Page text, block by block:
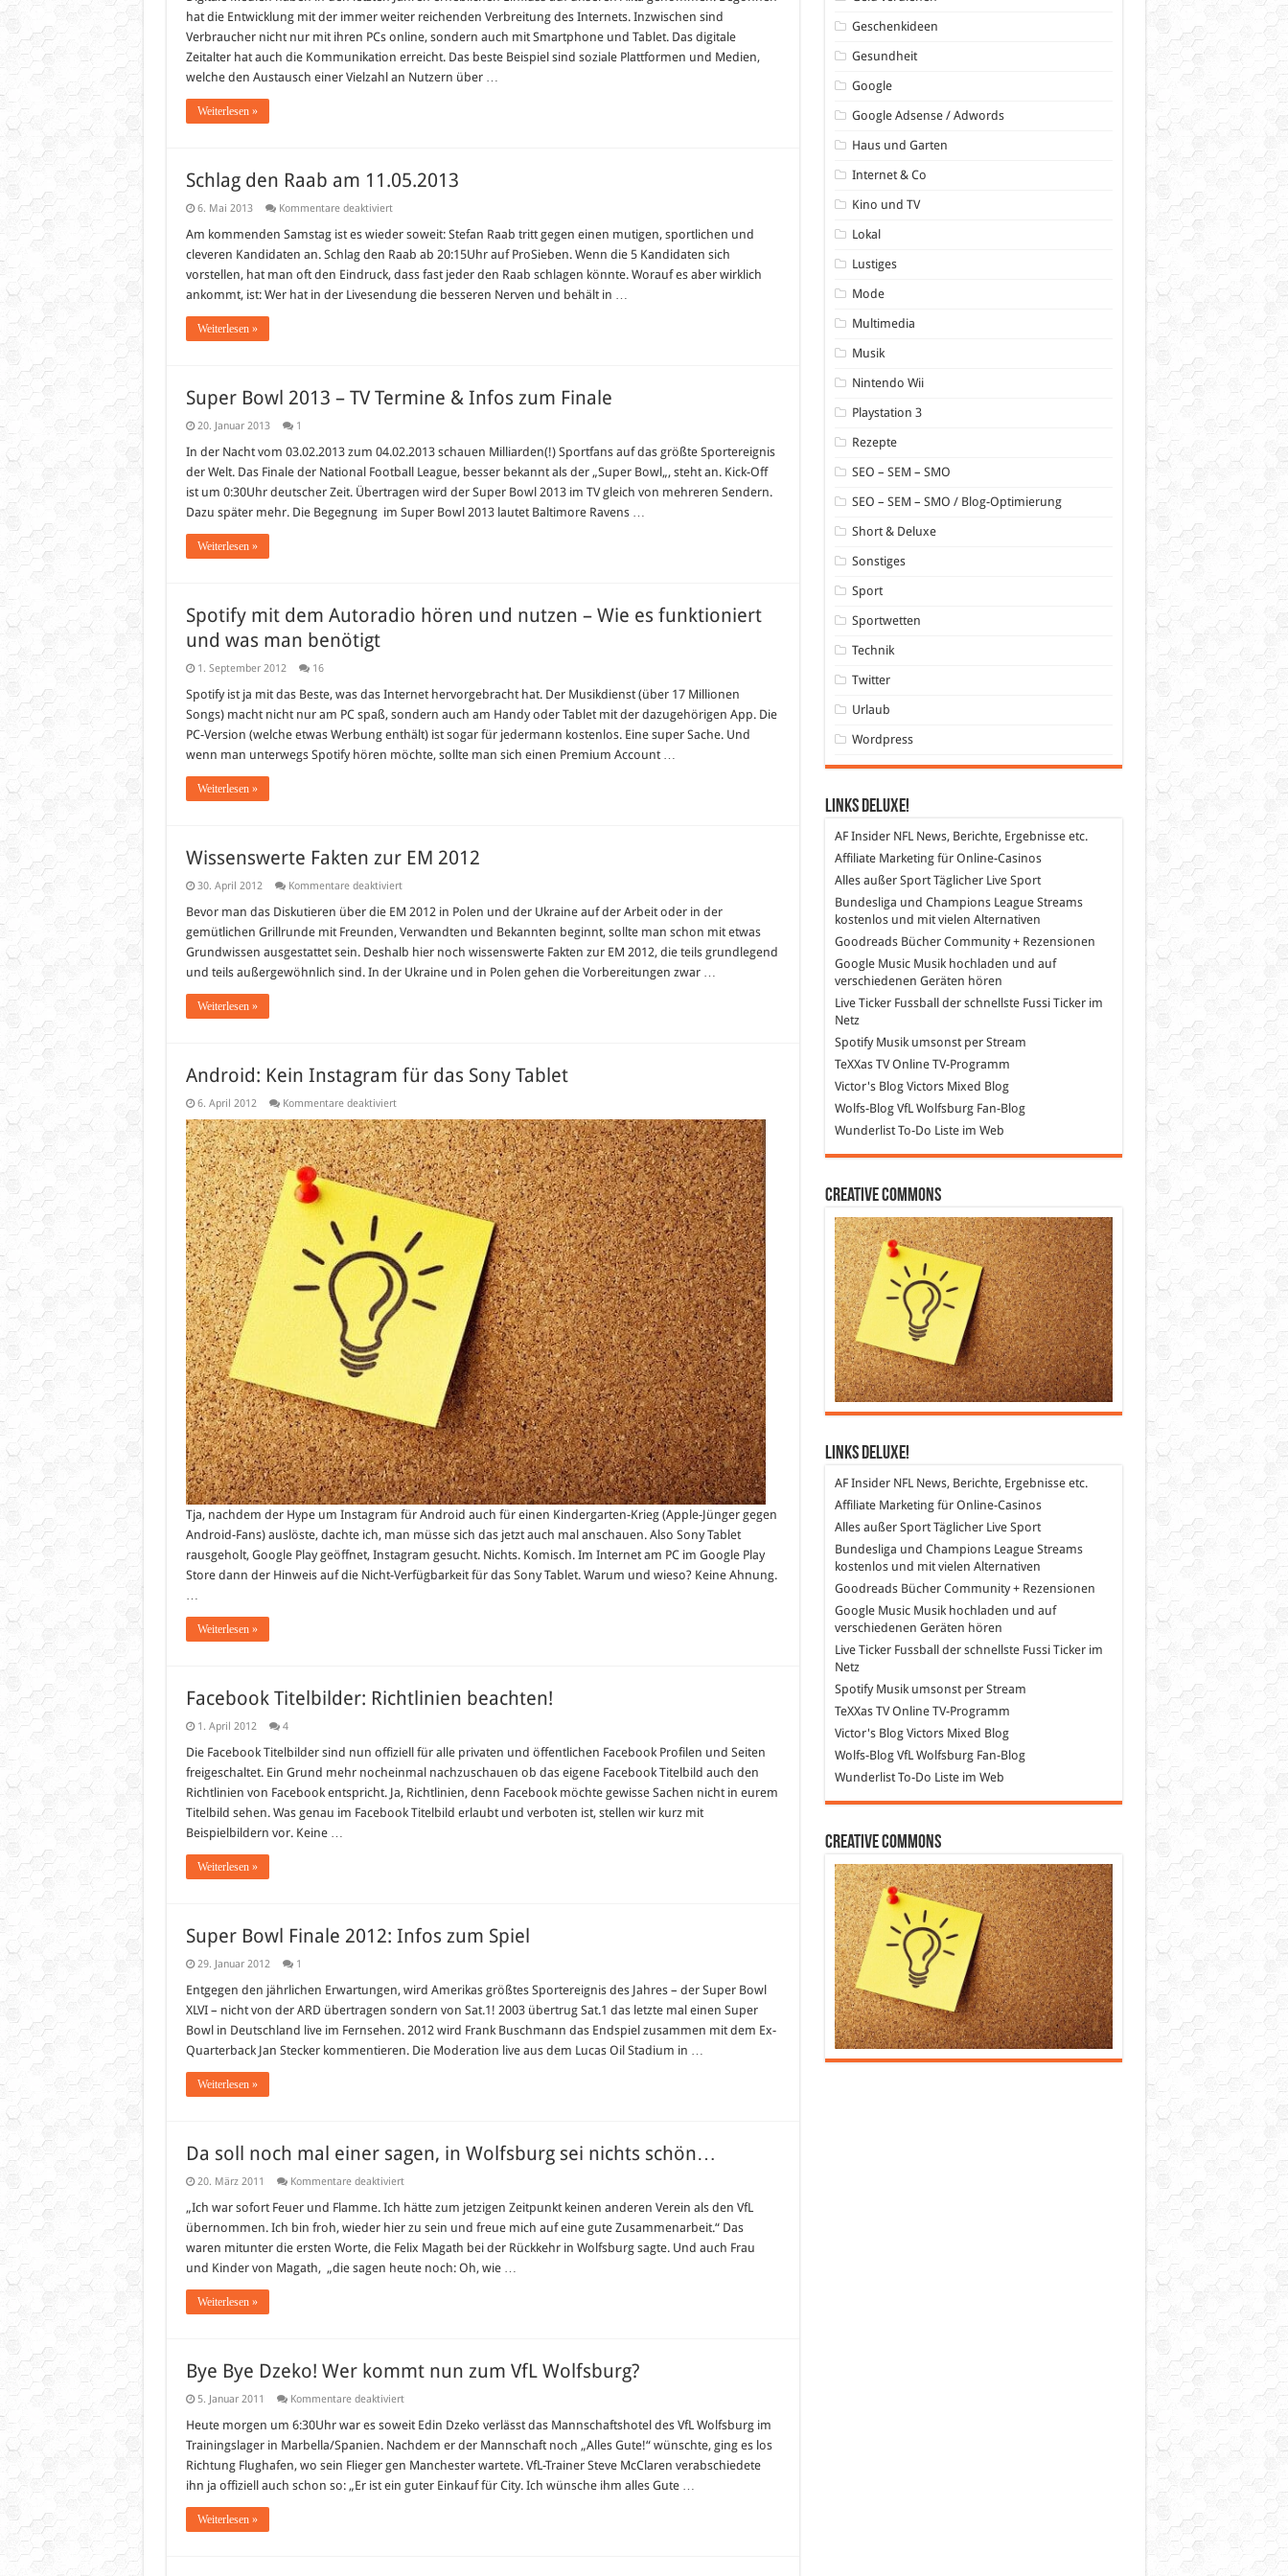
hat die Entwicklung mit der immer weiter reichenden Verbreitung des Internets. Inzwischen sind
Verbraucher nicht nur mit ihren PCs online, sondern auch mit Smartphone und Tablet. Das digitale
Zeitalter hat auch die Kommunikation erreicht. Das beste Beispiel sind soziale Plattformen und Medien,
welche den Austausch einer Vielzahl an Nutzern über …
Weiterlesen »
Schlag den Raab am 11.05.2013
6. Mai 2013 Kommentare deaktiviertfür
den
am
11.05.2013
Am kommenden Samstag ist es wieder soweit: Stefan Raab tritt gegen einen mutigen, sportlichen und
cleveren Kandidaten an. Schlag den Raab ab 20:15Uhr auf ProSieben. Wenn die 5 Kandidaten sich
vorstellen, hat man oft den Eindruck, dass fast jeder den Raab schlagen könnte. Worauf es aber wirklich
ankommt, ist: Wer hat in der Livesendung die besseren Nerven und behält in …
Weiterlesen »
Super Bowl 2013 – TV Termine & Infos zum Finale
20. Januar 2013 1
In der Nacht vom 03.02.2013 zum 04.02.2013 schauen Milliarden(!) Sportfans auf das größte Sportereignis
der Welt. Das Finale der National Football League, besser bekannt als der „Super Bowl„, steht an. Kick-Off
ist um 0:30Uhr deutscher Zeit. Übertragen wird der Super Bowl 2013 im TV gleich von mehreren Sendern.
Dazu später mehr. Die Begegnung im Super Bowl 2013 lautet Baltimore Ravens …
Weiterlesen »
Spotify mit dem Autoradio hören und nutzen – Wie es funktioniert
und was man benötigt
1. September 2012 16
Spotify ist ja mit das Beste, was das Internet hervorgebracht hat. Der Musikdienst (über 17 Millionen
Songs) macht nicht nur am PC spaß, sondern auch am Handy oder Tablet mit der dazugehörigen App. Die
PC-Version (welche etwas Werbung enthält) ist sogar für jedermann kostenlos. Eine super Sache. Und
wenn man unterwegs Spotify hören möchte, sollte man sich einen Premium Account …
Weiterlesen »
Wissenswerte Fakten zur EM 2012
30. April 2012 Kommentare deaktiviertfür
Fakten
EM
2012
Bevor man das Diskutieren über die EM 2012 in Polen und der Ukraine auf der Arbeit oder in der
gemütlichen Grillrunde mit Freunden, Verwandten und Bekannten beginnt, sollte man schon mit etwas
Grundwissen ausgestattet sein. Deshalb hier noch wissenswerte Fakten zur EM 2012, die teils grundlegend
und teils außergewöhnlich sind. In der Ukraine und in Polen gehen die Vorbereitungen zwar …
Weiterlesen »
Android: Kein Instagram für das Sony Tablet
6. April 2012 Kommentare deaktiviertfür
Kein
Instagram
für
das
Sony
Tablet
Tja, nachdem der Hype um Instagram für Android auch für einen Kindergarten-Krieg (Apple-Jünger gegen
Android-Fans) auslöste, dachte ich, man müsse sich das jetzt auch mal anschauen. Also Sony Tablet
rausgeholt, Google Play geöffnet, Instagram gesucht. Nichts. Komisch. Im Internet am PC im Google Play
Store dann der Hinweis auf die Nicht-Verfügbarkeit für das Sony Tablet. Warum und wieso? Keine Ahnung.
…
Weiterlesen »
Facebook Titelbilder: Richtlinien beachten!
1. April 2012 4
Die Facebook Titelbilder sind nun offiziell für alle privaten und öffentlichen Facebook Profilen und Seiten
freigeschaltet. Ein Grund mehr nocheinmal nachzuschauen ob das eigene Facebook Titelbild auch den
Richtlinien von Facebook entspricht. Ja, Richtlinien, denn Facebook möchte gewisse Sachen nicht in eurem
Titelbild sehen. Was genau im Facebook Titelbild erlaubt und verboten ist, stellen wir kurz mit
Beispielbildern vor. Keine …
Weiterlesen »
Super Bowl Finale 2012: Infos zum Spiel
29. Januar 2012 1
Entgegen den jährlichen Erwartungen, wird Amerikas größtes Sportereignis des Jahres – der Super Bowl
XLVI – nicht von der ARD übertragen sondern von Sat.1! 2003 übertrug Sat.1 das letzte mal einen Super
Bowl in Deutschland live im Fernsehen. 2012 wird Frank Buschmann das Endspiel zusammen mit dem Ex-
Quarterback Jan Stecker kommentieren. Die Moderation live aus dem Lucas Oil Stadium in …
Weiterlesen »
Da soll noch mal einer sagen, in Wolfsburg sei nichts schön…
20. März 2011 Kommentare deaktiviertfür
soll
mal
einer
sagen,
in
„Ich war sofort Feuer und Flamme. Ich hätte zum jetzigen Zeitpunkt keinen anderen Verein als den VfL
übernommen. Ich bin froh, wieder hier zu sein und freue mich auf eine gute Zusammenarbeit.“ Das
waren mitunter die ersten Worte, die Felix Magath bei der Rückkehr in Wolfsburg sagte. Und auch Frau
und Kinder von Magath, „die sagen heute noch: Oh, wie …
Weiterlesen »
Bye Bye Dzeko! Wer kommt nun zum VfL Wolfsburg?
5. Januar 2011 Kommentare deaktiviertfür
Bye
Wer
kommt
nun
zum
Heute morgen um 6:30Uhr war es soweit Edin Dzeko verlässt das Mannschaftshotel des VfL Wolfsburg im
Trainingslager in Marbella/Spanien. Nachdem er der Mannschaft noch „Alles Gute!“ wünschte, ging es los
Richtung Flughafen, wo sein Flieger gen Manchester wartete. VfL-Trainer Steve McClaren verabschiedete
ihn ja offiziell auch schon so: „Er ist ein guter Einkauf für City. Ich wünsche ihm alles Gute …
Weiterlesen »
Geschenkideen
Gesundheit
Google
Google Adsense / Adwords
Haus und Garten
Internet & Co
Kino und TV
Lokal
Lustiges
Mode
Multimedia
Musik
Nintendo Wii
Playstation 3
Rezepte
SEO – SEM – SMO
SEO – SEM – SMO / Blog-Optimierung
Short & Deluxe
Sonstiges
Sport
Sportwetten
Technik
Twitter
Urlaub
Wordpress
Links DeLuXe!
AF InsiderNFL News, Berichte, Ergebnisse etc.
Affiliate Marketingfür Online-Casinos
Alles außer SportTäglicher Live Sport
Bundesliga und Champions League Streams
kostenlos und mit vielen Alternativen
GoodreadsBücher Community + Rezensionen
Google MusicMusik hochladen und auf
verschiedenen Geräten hören
Live Ticker Fussball
der schnellste Fussi Ticker im
Netz
SpotifyMusik umsonst per Stream
TeXXas TVOnline TV-Programm
Victor's BlogVictors Mixed Blog
Wolfs-BlogVfL Wolfsburg Fan-Blog
WunderlistTo-Do Liste im Web
Creative Commons
Links DeLuXe!
AF InsiderNFL News, Berichte, Ergebnisse etc.
Affiliate Marketingfür Online-Casinos
Alles außer SportTäglicher Live Sport
Bundesliga und Champions League Streams
kostenlos und mit vielen Alternativen
GoodreadsBücher Community + Rezensionen
Google MusicMusik hochladen und auf
verschiedenen Geräten hören
Live Ticker Fussball
der schnellste Fussi Ticker im
Netz
SpotifyMusik umsonst per Stream
TeXXas TVOnline TV-Programm
Victor's BlogVictors Mixed Blog
Wolfs-BlogVfL Wolfsburg Fan-Blog
WunderlistTo-Do Liste im Web
Creative Commons